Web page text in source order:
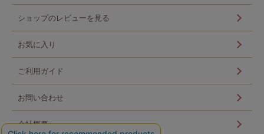
ショップのレビューを見る
お気に入り
ご利用ガイド
お問い合わせ
会社概要